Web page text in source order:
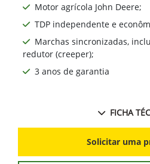
Motor agrícola John Deere;
TDP independente e
Marchas sincronizadas,
redutor (creeper);
3 anos de garantia
FICHA
Solicitar uma